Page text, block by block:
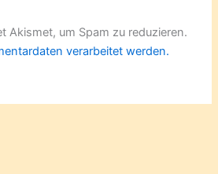
Akismet, um Spam zu reduzieren.
verarbeitet werden.